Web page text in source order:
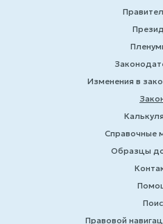
Изменения в
Справочные
Образцы
Правовой